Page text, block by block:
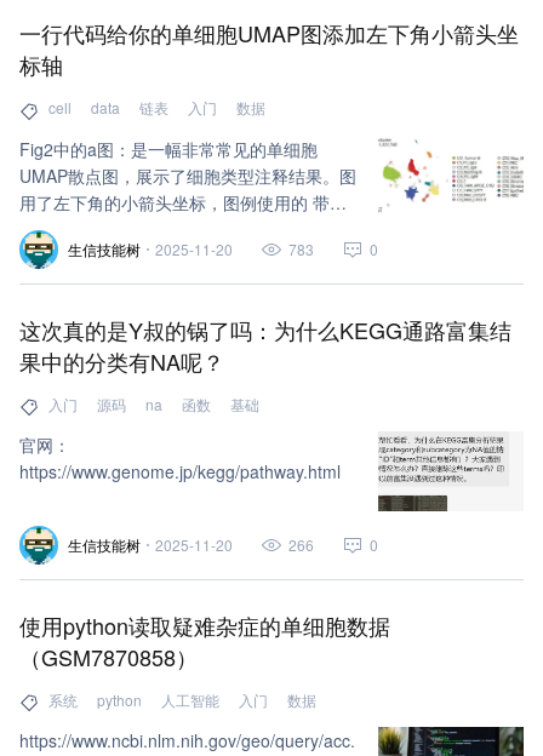
一行代码给你的单细胞UMAP图添加左下角小箭头坐
标轴
cell data 链表 入门 数据
Fig2中的a图：是一幅非常常见的单细胞
UMAP散点图，展示了细胞类型注释结果。图
用了左下角的小箭头坐标，图例使用的 带外
圈的小圆点并经过了精细调整。
生信技能树 2025-11-20 783 0
这次真的是Y叔的锅了吗：为什么KEGG通路富集结
果中的分类有NA呢？
入门 源码 na 函数 基础
官网：
https://www.genome.jp/kegg/pathway.html
生信技能树 2025-11-20 266 0
使用python读取疑难杂症的单细胞数据
（GSM7870858）
系统 python 人工智能 入门 数据
https://www.ncbi.nlm.nih.gov/geo/query/acc.